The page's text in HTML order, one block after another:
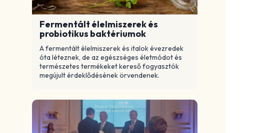
Fermentált élelmiszerek és
probiotikus baktériumok
A fermentált élelmiszerek és italok évezredek
óta léteznek, de az egészséges életmódot és
természetes termékeket kereső fogyasztók
megújult érdeklődésének örvendenek.